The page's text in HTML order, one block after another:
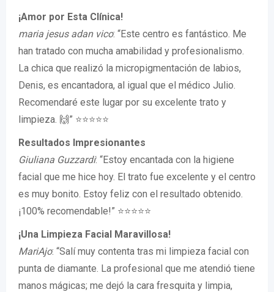
¡Amor por Esta Clínica!
maria jesus adan vico: “Este centro es fantástico. Me
han tratado con mucha amabilidad y profesionalismo.
La chica que realizó la micropigmentación de labios,
Denis, es encantadora, al igual que el médico Julio.
Recomendaré este lugar por su excelente trato y
limpieza. 🙌” ⭐⭐⭐⭐⭐
Resultados Impresionantes
Giuliana Guzzardi: “Estoy encantada con la higiene
facial que me hice hoy. El trato fue excelente y el centro
es muy bonito. Estoy feliz con el resultado obtenido.
¡100% recomendable!” ⭐⭐⭐⭐⭐
¡Una Limpieza Facial Maravillosa!
MariAjo: “Salí muy contenta tras mi limpieza facial con
punta de diamante. La profesional que me atendió tiene
manos mágicas; me dejó la cara fresquita y limpia,